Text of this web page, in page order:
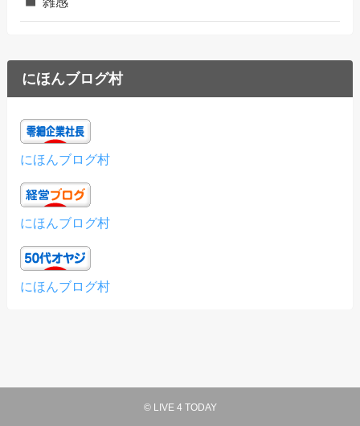
にほんブログ村
にほんブログ村
にほんブログ村
にほんブログ村
©LIVE 4 TODAY